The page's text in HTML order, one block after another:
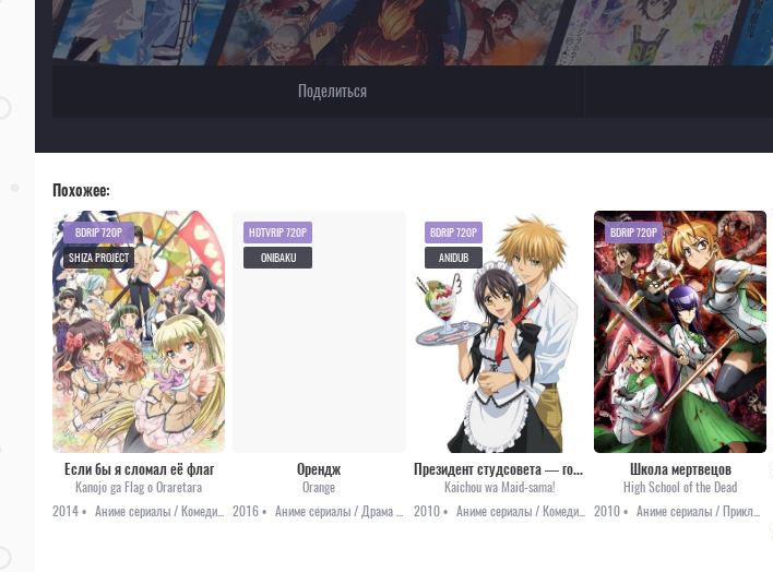
Поделиться
Похожее:
Если бы я сломал её флаг
Kanojo ga Flag o Oraretara
2014 •
BDRIP 720P
SHIZA PROJECT
Орендж
Orange
2016 •
HDTVRIP 720P
ONIBAKU
Президент студсовета — горничная!
Kaichou wa Maid-sama!
2010 •
Аниме сериалы / Комедия / Повседневность / Романтика / Сёдзё
BDRIP 720P
ANIDUB
Школа мертвецов
High School of the Dead
2010 •
BDRIP 720P